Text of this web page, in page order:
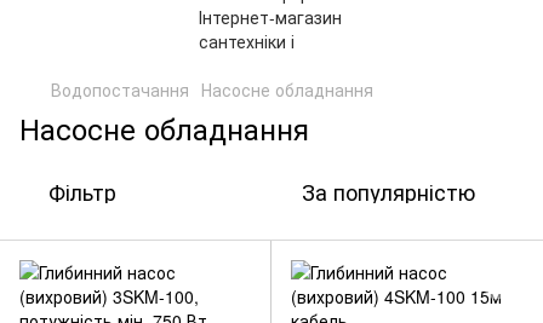
Водопостачання Насосне обладнання
Насосне обладнання
Фільтр За популярністю